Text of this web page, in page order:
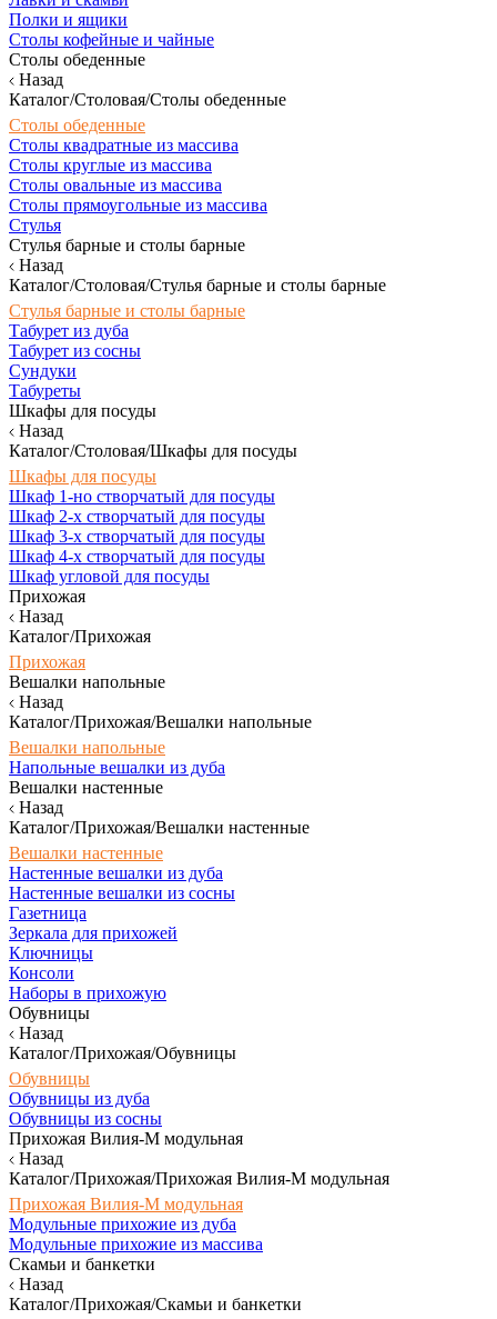
Полки и ящики
Столы кофейные и чайные
Столы обеденные
Назад
Каталог/Столовая/Столы обеденные
Столы обеденные
Столы квадратные из массива
Столы круглые из массива
Столы овальные из массива
Столы прямоугольные из массива
Стулья
Стулья барные и столы барные
Назад
Каталог/Столовая/Стулья барные и столы барные
Стулья барные и столы барные
Табурет из дуба
Табурет из сосны
Сундуки
Табуреты
Шкафы для посуды
Назад
Каталог/Столовая/Шкафы для посуды
Шкафы для посуды
Шкаф 1-но створчатый для посуды
Шкаф 2-х створчатый для посуды
Шкаф 3-х створчатый для посуды
Шкаф 4-х створчатый для посуды
Шкаф угловой для посуды
Прихожая
Назад
Каталог/Прихожая
Прихожая
Вешалки напольные
Назад
Каталог/Прихожая/Вешалки напольные
Вешалки напольные
Напольные вешалки из дуба
Вешалки настенные
Назад
Каталог/Прихожая/Вешалки настенные
Вешалки настенные
Настенные вешалки из дуба
Настенные вешалки из сосны
Газетница
Зеркала для прихожей
Ключницы
Консоли
Наборы в прихожую
Обувницы
Назад
Каталог/Прихожая/Обувницы
Обувницы
Обувницы из дуба
Обувницы из сосны
Прихожая Вилия-М модульная
Назад
Каталог/Прихожая/Прихожая Вилия-М модульная
Прихожая Вилия-М модульная
Модульные прихожие из дуба
Модульные прихожие из массива
Скамьи и банкетки
Назад
Каталог/Прихожая/Скамьи и банкетки